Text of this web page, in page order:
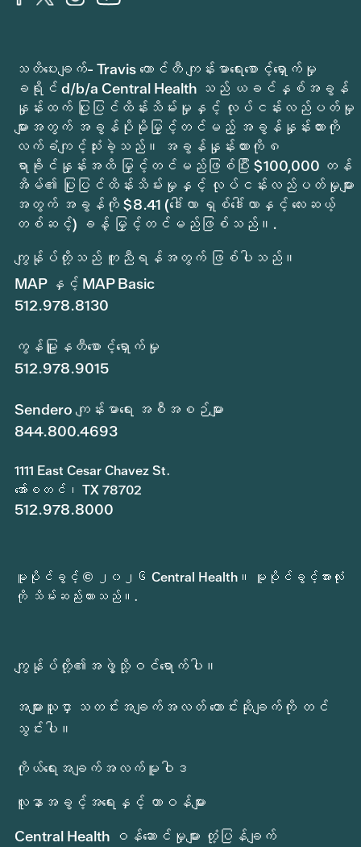
သတိပေးချက်- Travis ကောင်တီ ကျန်းမာရေးစောင့်ရှောက်မှု
ခရိုင် d/b/a Central Health သည် ယခင်နှစ်အခွန်
နှုန်းထက် ပြုပြင်ထိန်းသိမ်းမှုနှင့် လုပ်ငန်းလည်ပတ်မှု
များအတွက် အခွန်ပိုမိုမြှင့်တင်မည့် အခွန်နှုန်းထားကို
လက်ခံကျင့်သုံးခဲ့သည်။ အခွန်နှုန်းထားကို ၈
ရာခိုင်နှုန်းအထိ မြှင့်တင်မည်ဖြစ်ပြီး $100,000 တန်
အိမ်၏ ပြုပြင်ထိန်းသိမ်းမှုနှင့် လုပ်ငန်းလည်ပတ်မှုများ
အတွက် အခွန်ကို $8.41 (ဒေါ်လာ ရှစ်ဒေါ်လာနှင့် လေးဆယ့်
တစ်ဆင့်) ခန့် မြှင့်တင်မည်ဖြစ်သည်။.
ကျွန်ုပ်တို့သည် ကူညီရန်အတွက် ဖြစ်ပါသည်။
MAP နှင့် MAP Basic
512.978.8130
ကွန်မြူနတီစောင့်ရှောက်မှု
512.978.9015
Sendero ကျန်းမာရေး အစီအစဉ်များ
844.800.4693
1111 East Cesar Chavez St.
အော်စတင်၊ TX 78702
512.978.8000
မူပိုင်ခွင့် © ၂၀၂၆ Central Health။ မူပိုင်ခွင့်အားလုံး
ကို သိမ်းဆည်းထားသည်။.
ကျွန်ုပ်တို့၏အဖွဲ့သို့ဝင်ရောက်ပါ။
အများသူငှာ သတင်းအချက်အလတ် တောင်းဆိုချက်ကို တင်
သွင်းပါ။
ကိုယ်ရေးအချက်အလက်မူဝါဒ
လူနာအခွင့်အရေးနှင့် တာဝန်များ
Central Health ဝန်ဆောင်မှုများ တုံ့ပြန်ချက်